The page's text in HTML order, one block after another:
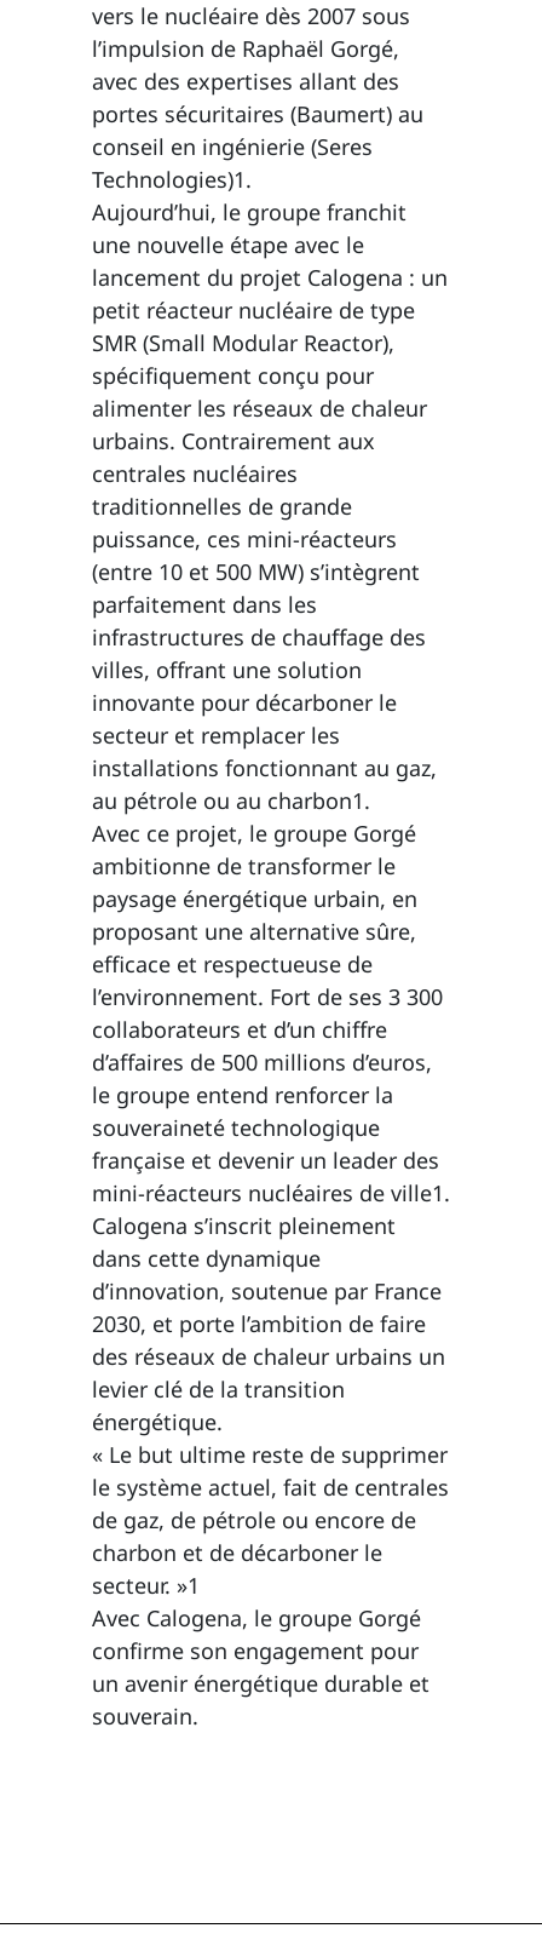
vers le nucléaire dès 2007 sous
l’impulsion de Raphaël Gorgé,
avec des expertises allant des
portes sécuritaires (Baumert) au
conseil en ingénierie (Seres
Technologies)1.
Aujourd’hui, le groupe franchit
une nouvelle étape avec le
lancement du projet Calogena : un
petit réacteur nucléaire de type
SMR (Small Modular Reactor),
spécifiquement conçu pour
alimenter les réseaux de chaleur
urbains. Contrairement aux
centrales nucléaires
traditionnelles de grande
puissance, ces mini-réacteurs
(entre 10 et 500 MW) s’intègrent
parfaitement dans les
infrastructures de chauffage des
villes, offrant une solution
innovante pour décarboner le
secteur et remplacer les
installations fonctionnant au gaz,
au pétrole ou au charbon1.
Avec ce projet, le groupe Gorgé
ambitionne de transformer le
paysage énergétique urbain, en
proposant une alternative sûre,
efficace et respectueuse de
l’environnement. Fort de ses 3 300
collaborateurs et d’un chiffre
d’affaires de 500 millions d’euros,
le groupe entend renforcer la
souveraineté technologique
française et devenir un leader des
mini-réacteurs nucléaires de ville1.
Calogena s’inscrit pleinement
dans cette dynamique
d’innovation, soutenue par France
2030, et porte l’ambition de faire
des réseaux de chaleur urbains un
levier clé de la transition
énergétique.
« Le but ultime reste de supprimer
le système actuel, fait de centrales
de gaz, de pétrole ou encore de
charbon et de décarboner le
secteur. »1
Avec Calogena, le groupe Gorgé
confirme son engagement pour
un avenir énergétique durable et
souverain.